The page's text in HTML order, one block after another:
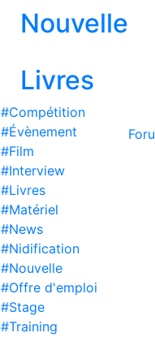
Nouvelle
Livres
#Compétition
#Évènement
#Film
#Interview
#Livres
#Matériel
#News
#Nidification
#Nouvelle
#Offre d'emploi
#Stage
#Training